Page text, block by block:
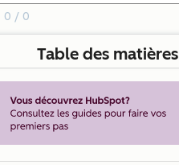
0 / 0
Table des matières